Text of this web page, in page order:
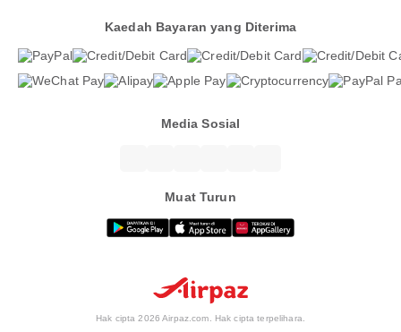
Kaedah Bayaran yang Diterima
Media Sosial
Muat Turun
Hak cipta 2026 Airpaz.com. Hak cipta terpelihara.